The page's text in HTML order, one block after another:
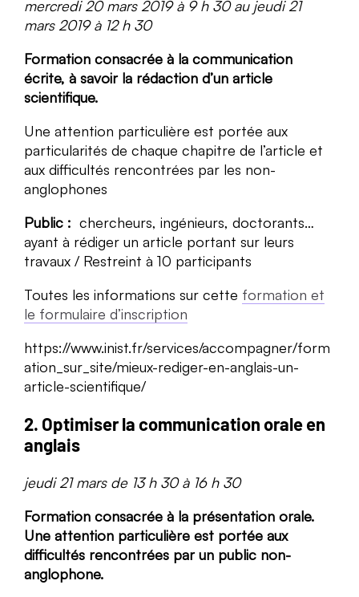
mercredi 20 mars 2019 à 9 h 30 au jeudi 21
mars 2019 à 12 h 30
Formation consacrée à la communication
écrite, à savoir la rédaction d’un article
scientifique.
Une attention particulière est portée aux
particularités de chaque chapitre de l’article et
aux difficultés rencontrées par les non-
anglophones
Public : chercheurs, ingénieurs, doctorants…
ayant à rédiger un article portant sur leurs
travaux / Restreint à 10 participants
Toutes les informations sur cette formation et
le formulaire d’inscription
https://www.inist.fr/services/accompagner/form
ation_sur_site/mieux-rediger-en-anglais-un-
article-scientifique/
2. Optimiser la communication orale en
anglais
jeudi 21 mars de 13 h 30 à 16 h 30
Formation consacrée à la présentation orale.
Une attention particulière est portée aux
difficultés rencontrées par un public non-
anglophone.